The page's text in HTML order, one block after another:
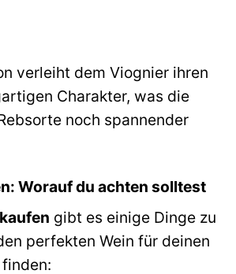
verleiht dem Viognier ihren
Charakter, was die
noch spannender
Worauf du achten solltest
gibt es einige Dinge zu
perfekten Wein für deinen